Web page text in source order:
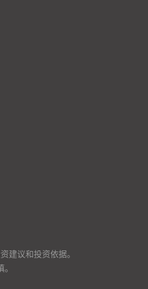
建议和投资依据。